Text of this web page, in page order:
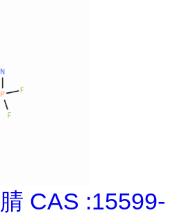
CAS :15599-